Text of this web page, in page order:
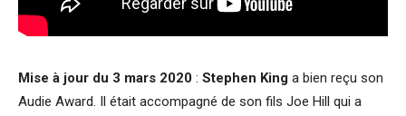
Mise à jour du 3 mars 2020 : Stephen King a bien reçu son
Audie Award. Il était accompagné de son fils Joe Hill qui a